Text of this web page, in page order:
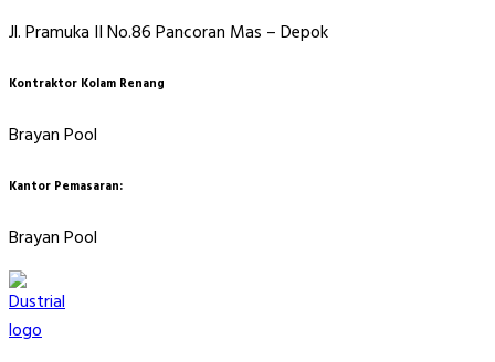
Jl. Pramuka II No.86 Pancoran Mas – Depok
Kontraktor Kolam Renang
Brayan Pool
Kantor Pemasaran:
Brayan Pool